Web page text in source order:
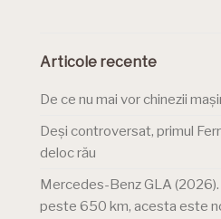
Articole recente
De ce nu mai vor chinezii
Deși controversat, primul
deloc rău
Mercedes-Benz GLA
peste 650 km, acesta este